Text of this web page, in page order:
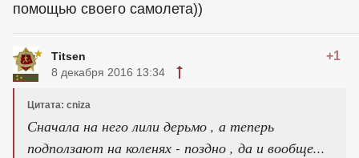
помощью своего самолета))
Titsen +1
8 декабря 2016 13:34
Цитата: cniza
Сначала на него лили дерьмо , а теперь
подползают на коленях - поздно , да и вообще...